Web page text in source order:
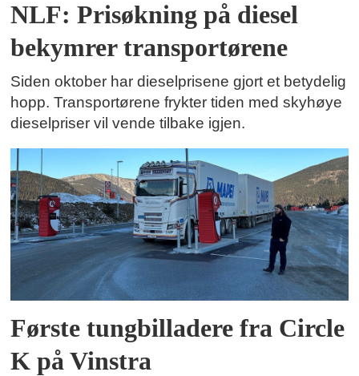
NLF: Prisøkning på diesel
bekymrer transportørene
Siden oktober har dieselprisene gjort et betydelig
hopp. Transportørene frykter tiden med skyhøye
dieselpriser vil vende tilbake igjen.
Første tungbilladere fra Circle
K på Vinstra